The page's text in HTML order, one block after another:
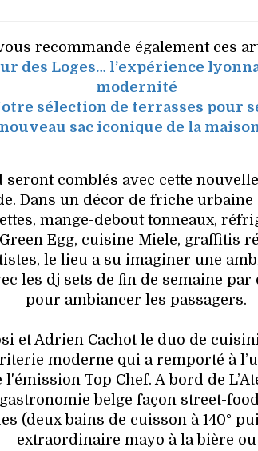
recommande également ces
des Loges… l’expérience
modernité
sélection de terrasses pour
nouveau sac iconique de la
seront comblés avec cette
Dans un décor de friche urbaine
mange-debout tonneaux,
Egg, cuisine Miele, graffitis
le lieu a su imaginer une
les dj sets de fin de semaine
pour ambiancer les passagers.
et Adrien Cachot le duo de
moderne qui a remporté à
l'émission Top Chef. A bord de
belge façon street-
(deux bains de cuisson à 140°
extraordinaire mayo à la bière ou